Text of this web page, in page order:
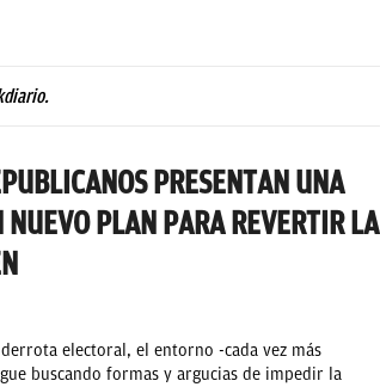
PRESENTAN UNA
NUEVO PLAN PARA REVERTIR LA
electoral, el entorno -cada vez más
buscando formas y argucias de impedir la